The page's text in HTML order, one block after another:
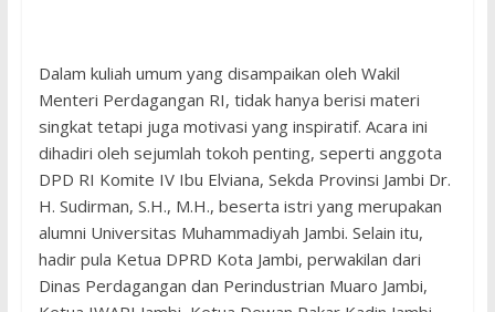
Dalam kuliah umum yang disampaikan oleh Wakil
Menteri Perdagangan RI, tidak hanya berisi materi
singkat tetapi juga motivasi yang inspiratif. Acara ini
dihadiri oleh sejumlah tokoh penting, seperti anggota
DPD RI Komite IV Ibu Elviana, Sekda Provinsi Jambi Dr.
H. Sudirman, S.H., M.H., beserta istri yang merupakan
alumni Universitas Muhammadiyah Jambi. Selain itu,
hadir pula Ketua DPRD Kota Jambi, perwakilan dari
Dinas Perdagangan dan Perindustrian Muaro Jambi,